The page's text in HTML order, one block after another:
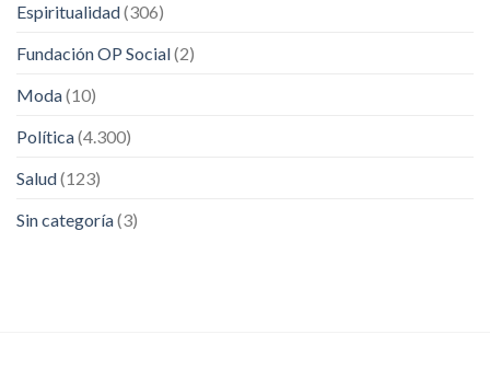
Espiritualidad(306)
Fundación OP Social(2)
Moda(10)
Política(4.300)
Salud(123)
Sin categoría(3)